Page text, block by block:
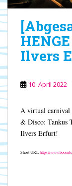
Ilvers
10. April 2022
A virtual carnival
& Disco: Tankus
Ilvers Erfurt!
Short URLhttps://